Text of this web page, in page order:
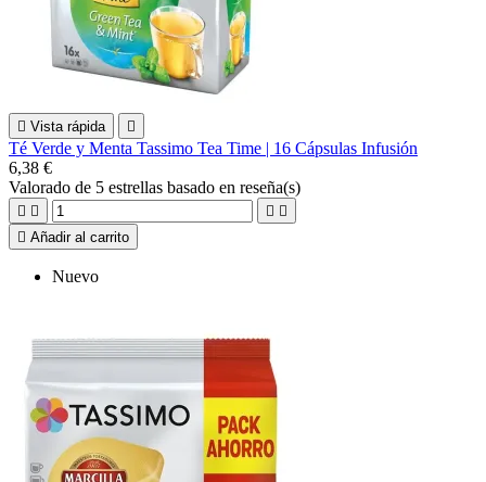
 Vista rápida 
Té Verde y Menta Tassimo Tea Time | 16 Cápsulas Infusión
6,38 €
Valorado de 5 estrellas basado en reseña(s)
   
 Añadir al carrito
Nuevo